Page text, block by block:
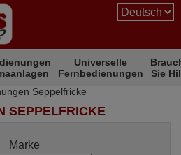
Universelle
Fernbedienungen
Sie
Seppelfricke
SEPPELFRICKE
Marke